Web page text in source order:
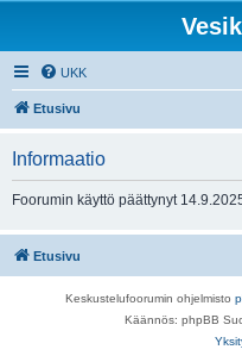
UKK
Etusivu
Informaatio
Foorumin käyttö päättynyt
Etusivu
Keskustelufoorumin ohjelmisto
Käännös: phpBB